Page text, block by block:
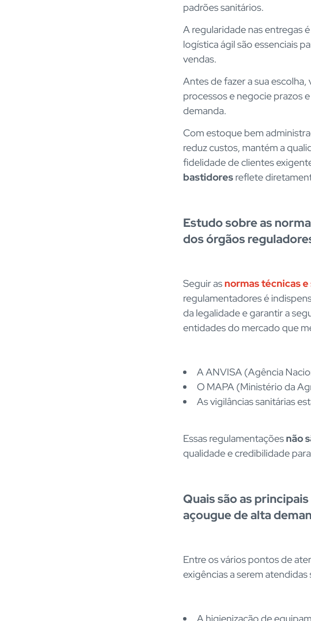
padrões sanitários.
A regularidade nas entregas
logística ágil são essenciais
vendas.
Antes de fazer a sua
processos e negocie prazos
demanda.
Com estoque bem
reduz custos, mantém a
fidelidade de clientes
bastidoresreflete
Estudo sobre as
dos órgãos
Seguir asnormas técnicas
regulamentadores é
da legalidade e garantir a
entidades do mercado que
A ANVISA (Agência
O MAPA (Ministério da
As vigilâncias sanitárias
Essas regulamentaçõesnão
qualidade e credibilidade
Quais são as
açougue de alta
Entre os vários pontos de
exigências a serem atendidas